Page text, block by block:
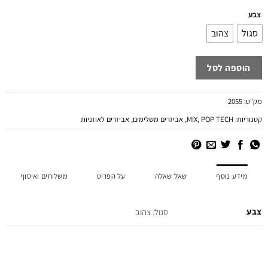
צבע
סגול צהוב
הוספה לסל
מק"ט:2055
קטגוריות:
MIX ,POP TECH
,אביזרים משלימים,אביזרים לאוזניות
מידע נוסף שאל שאלה על הפריט משלוחים ואיסוף
צבע סגול, צהוב